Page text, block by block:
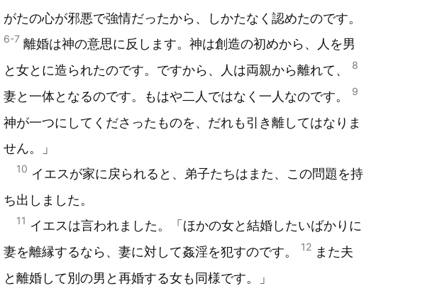
がたの心が邪悪で強情だったから、しかたなく認めたのです。
6-7 離婚は神の意思に反します。神は創造の初めから、人を男
と女とに造られたのです。ですから、人は両親から離れて、
8
妻と一体となるのです。もはや二人ではなく一人なのです。 9
神が一つにしてくださったものを、だれも引き離してはなりま
せん。」
10 イエスが家に戻られると、弟子たちはまた、この問題を持
ち出しました。
11 イエスは言われました。「ほかの女と結婚したいばかりに
妻を離縁するなら、妻に対して姦淫を犯すのです。
12 また夫
と離婚して別の男と再婚する女も同様です。」